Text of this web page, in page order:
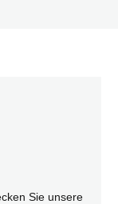
Sie unsere